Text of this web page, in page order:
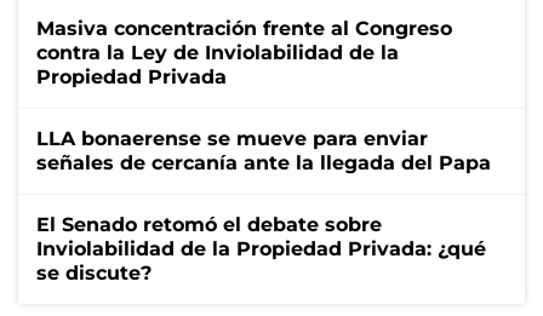
Masiva concentración frente al Congreso
contra la Ley de Inviolabilidad de la
Propiedad Privada
LLA bonaerense se mueve para enviar
señales de cercanía ante la llegada del Papa
El Senado retomó el debate sobre
Inviolabilidad de la Propiedad Privada: ¿qué
se discute?